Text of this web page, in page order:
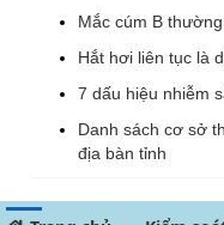
Mắc cúm B
Hắt hơi liên tục là
7 dấu hiệu nhiễm
Danh sách cơ sở
địa bàn tỉnh